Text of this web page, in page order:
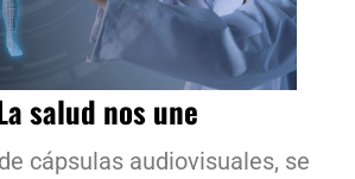
salud nos une
cápsulas audiovisuales, se